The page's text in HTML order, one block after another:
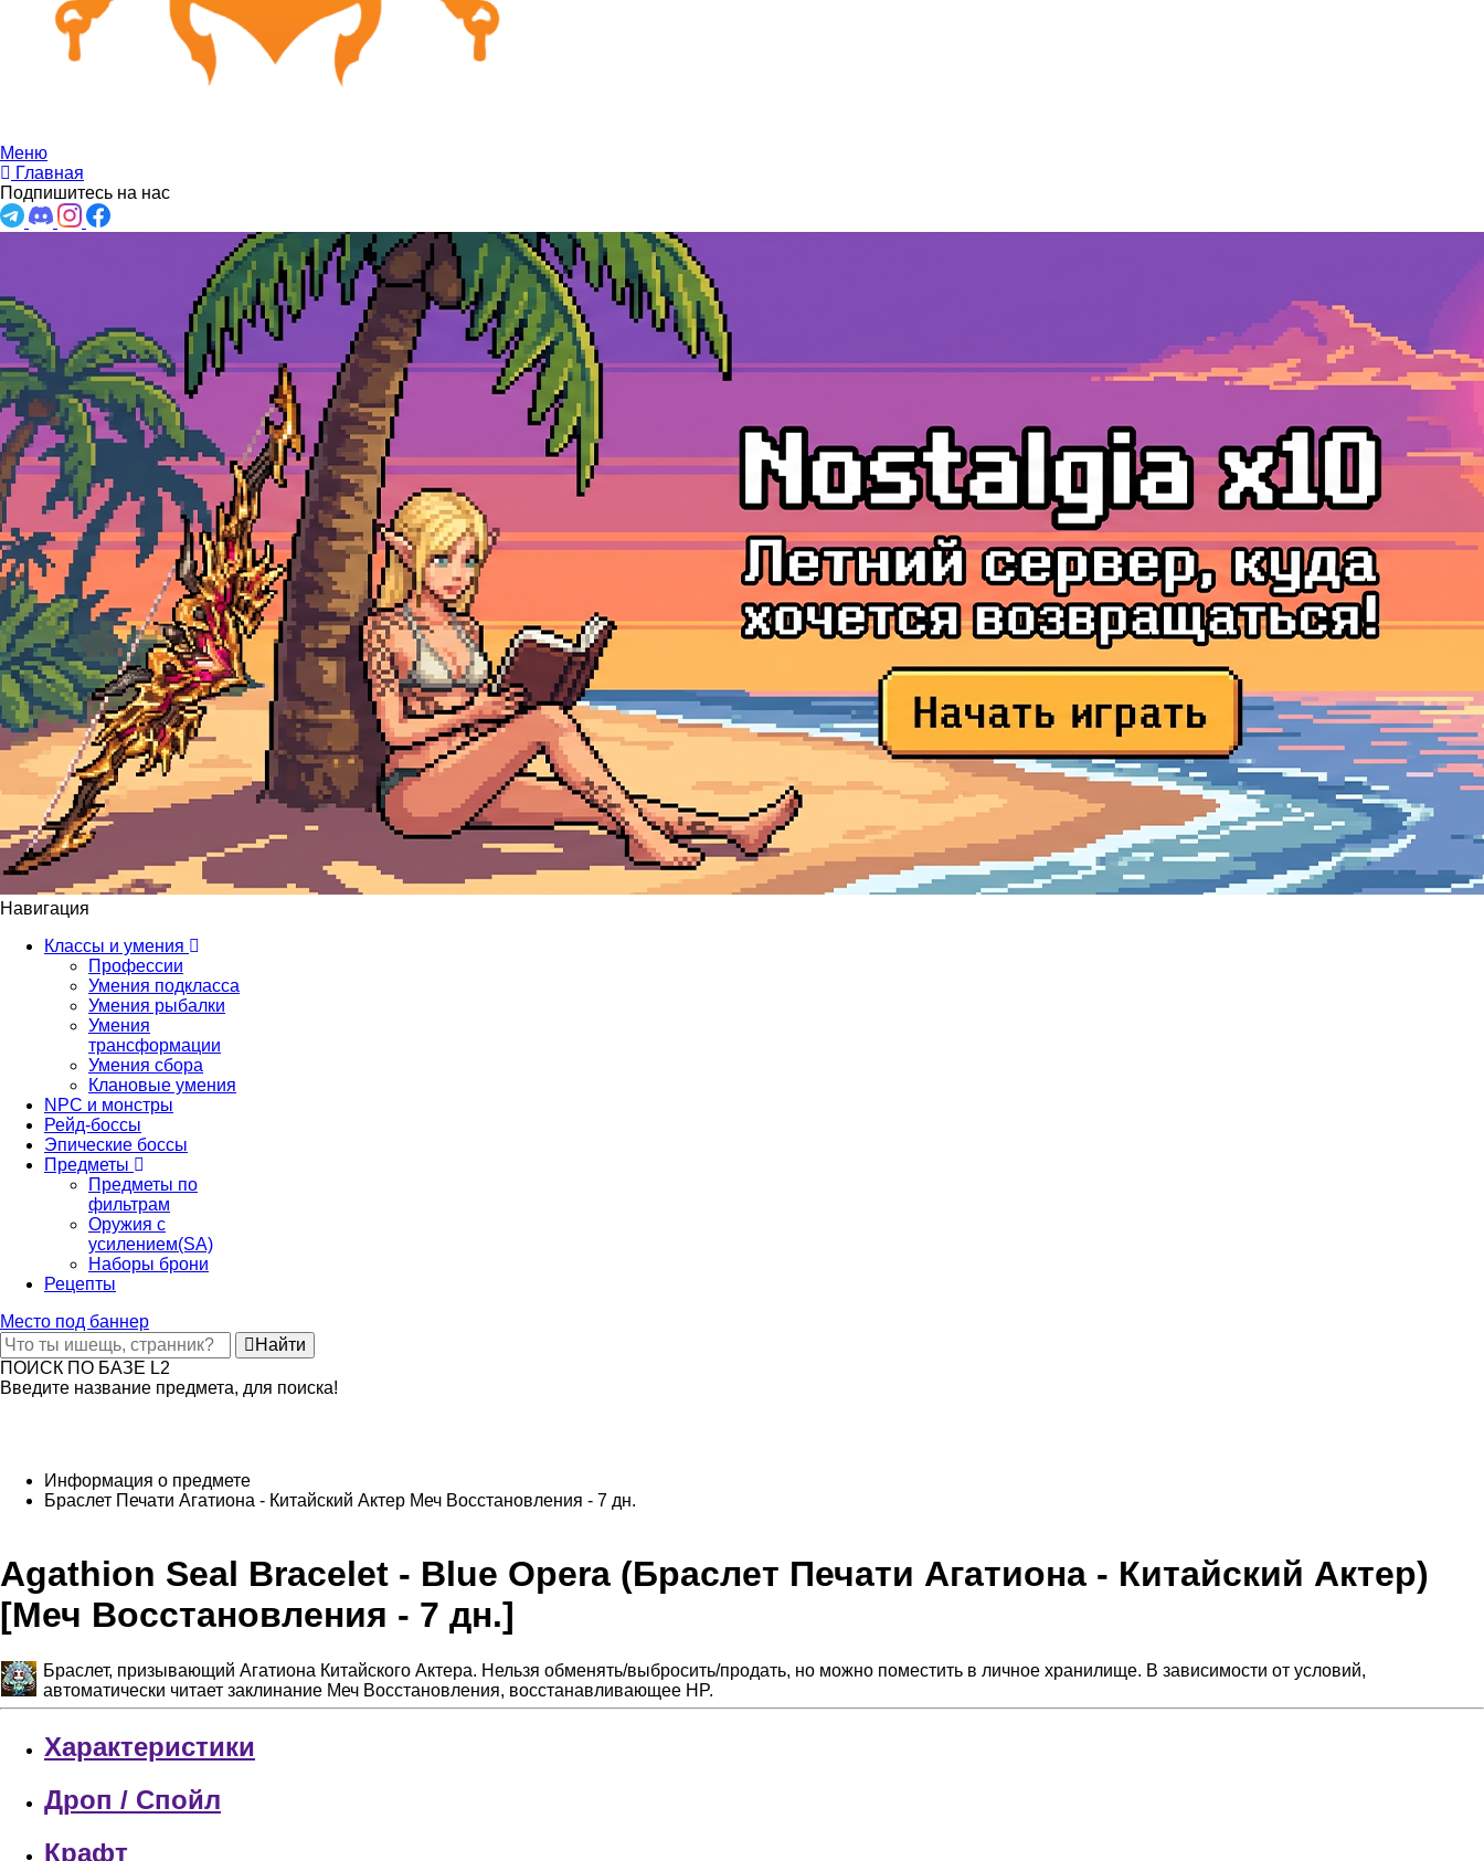
Меню
Главная
Подпишитесь на нас
Навигация
Классы и умения
Профессии
Умения подкласса
Умения рыбалки
Умения
трансформации
Умения сбора
Клановые умения
NPC и монстры
Рейд-боссы
Эпические боссы
Предметы
Предметы по
фильтрам
Оружия с
усилением(SA)
Наборы брони
Рецепты
Место под баннер
Найти
ПОИСК ПО БАЗЕ L2
Введите название предмета, для поиска!
Информация о предмете
Браслет Печати Агатиона - Китайский Актер Меч Восстановления - 7 дн.
Agathion Seal Bracelet - Blue Opera (Браслет Печати Агатиона - Китайский Актер)
[Меч Восстановления - 7 дн.]
Браслет, призывающий Агатиона Китайского Актера. Нельзя обменять/выбросить/продать, но можно поместить в личное хранилище. В зависимости от условий,
автоматически читает заклинание Меч Восстановления, восстанавливающее HP.
Характеристики
Дроп / Спойл
Крафт